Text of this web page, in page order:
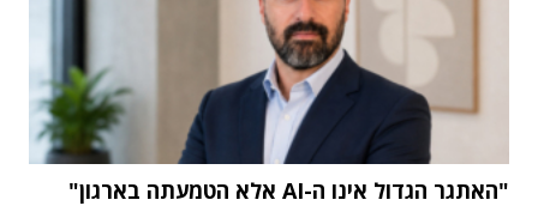
"האתגר הגדול אינו ה-AI אלא הטמעתה בארגון"